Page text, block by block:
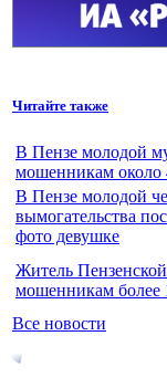
Читайте также
В Пензе молодой
мошенникам около
В Пензе молодой
вымогательства
фото девушке
Житель
мошенникам более
Все новости